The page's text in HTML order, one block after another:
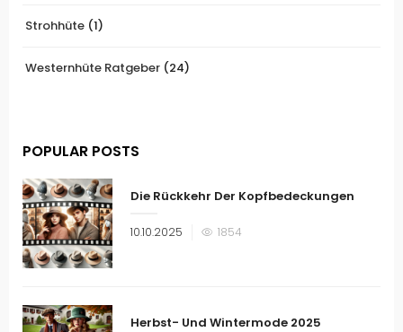
Strohhüte (1)
Westernhüte Ratgeber (24)
POPULAR POSTS
Die Rückkehr Der Kopfbedeckungen
Veröffentlicht
10.10.2025 1854
Herbst- Und Wintermode 2025